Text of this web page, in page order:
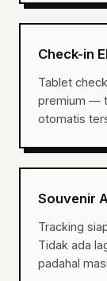
Check-in
Tablet
premium —
otomatis
Souvenir
Tracking
Tidak ada
padahal